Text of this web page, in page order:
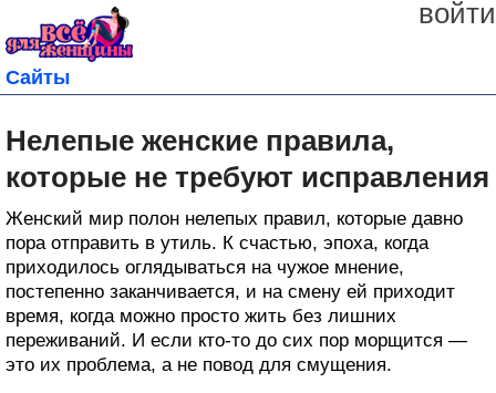
войти
Сайты
Нелепые женские правила,
которые не требуют исправления
Женский мир полон нелепых правил, которые давно
пора отправить в утиль. К счастью, эпоха, когда
приходилось оглядываться на чужое мнение,
постепенно заканчивается, и на смену ей приходит
время, когда можно просто жить без лишних
переживаний. И если кто-то до сих пор морщится —
это их проблема, а не повод для смущения.